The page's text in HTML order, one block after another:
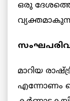
ഒരു
മാറിയ
എന്നോണം